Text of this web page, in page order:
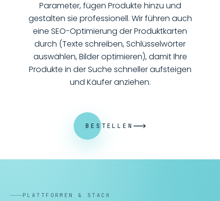
Parameter, fügen Produkte hinzu und
gestalten sie professionell. Wir führen auch
eine SEO-Optimierung der Produktkarten
durch (Texte schreiben, Schlüsselwörter
auswählen, Bilder optimieren), damit Ihre
Produkte in der Suche schneller aufsteigen
und Käufer anziehen.
BESTELLEN
PLATTFORMEN & STACK